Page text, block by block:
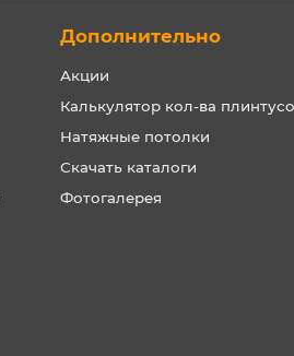
Дополнительно
Акции
Калькулятор кол-ва
Натяжные потолки
Скачать каталоги
Фотогалерея